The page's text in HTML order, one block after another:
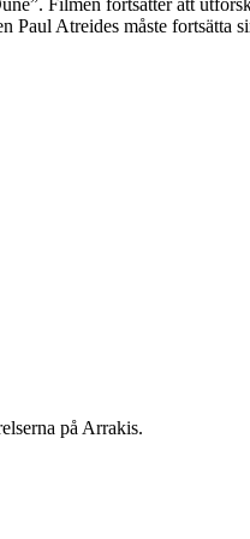
Atreides måste fortsätta
på Arrakis.